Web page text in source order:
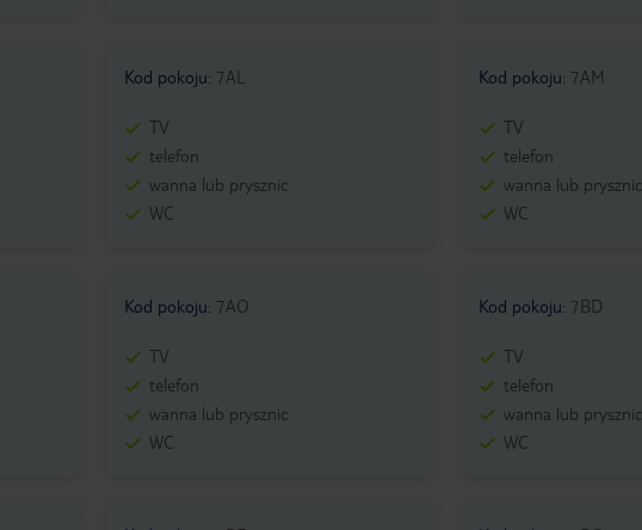
Kod pokoju: 7AL
TV
telefon
wanna lub prysznic
WC
Kod pokoju: 7AM
TV
telefon
wanna lub prysznic
WC
Kod pokoju: 7AO
TV
telefon
wanna lub prysznic
WC
Kod pokoju: 7BD
TV
telefon
wanna lub prysznic
WC